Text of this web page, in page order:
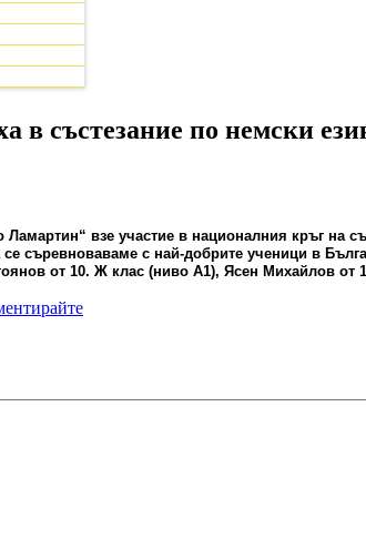
в състезание по немски
взе участие в националния кръг на
съревноваваме с най-добрите ученици в
от 10. Ж клас (ниво А1), Ясен Михайлов